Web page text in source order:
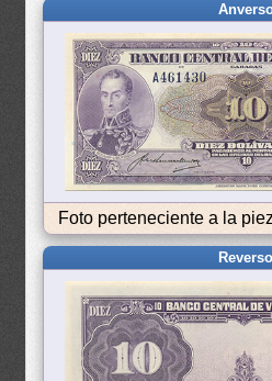
Foto perteneciente a la
Reverso